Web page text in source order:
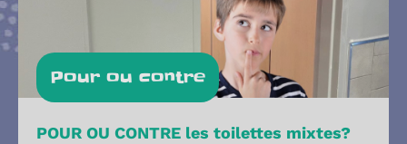
Pour ou contre
POUR OU CONTRE les toilettes mixtes?